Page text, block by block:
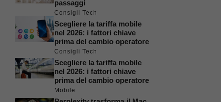
passaggi
Consigli Tech
Scegliere la tariffa mobile
nel 2026: i fattori chiave
prima del cambio operatore
Consigli Tech
Scegliere la tariffa mobile
nel 2026: i fattori chiave
prima del cambio operatore
Mobile